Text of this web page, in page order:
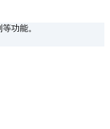
功能。